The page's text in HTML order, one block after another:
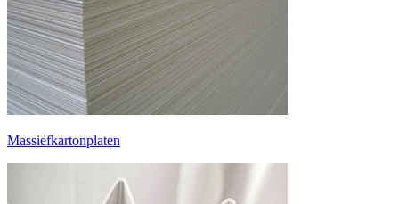
Massiefkartonplaten